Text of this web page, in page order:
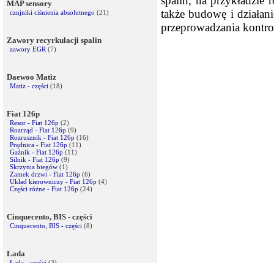
MAP sensory
czujniki ciśnienia absolutnego (21)
Zawory recyrkulacji spalin
zawory EGR (7)
Daewoo Matiz
Matiz - części (18)
Fiat 126p
Resor - Fiat 126p (2)
Rozrząd - Fiat 126p (9)
Rozrusznik - Fiat 126p (16)
Prądnica - Fiat 126p (11)
Gaźnik - Fiat 126p (11)
Silnik - Fiat 126p (9)
Skrzynia biegów (1)
Zamek drzwi - Fiat 126p (6)
Układ kierowniczy - Fiat 126p (4)
Części różne - Fiat 126p (24)
Cinquecento, BIS - części
Cinquecento, BIS - części (8)
Łada
także budowę i
przeprowadzania